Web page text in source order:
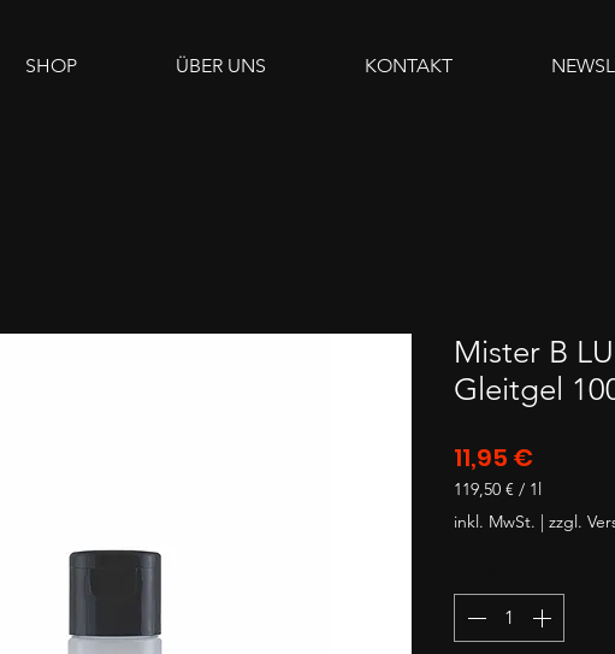
SHOP ÜBER UNS KONTAKT
Mister B
Gleitgel
11,95 €
119,50 € / 1l
119,50 €
pro
inkl. MwSt. | zzgl.